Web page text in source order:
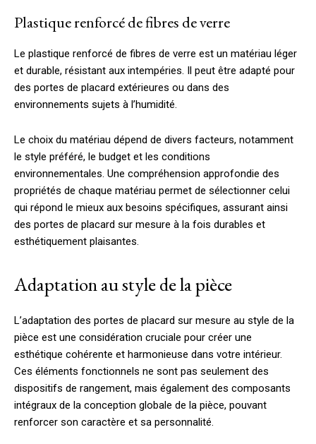
Plastique renforcé de fibres de verre
Le plastique renforcé de fibres de verre est un matériau léger
et durable, résistant aux intempéries. Il peut être adapté pour
des portes de placard extérieures ou dans des
environnements sujets à l’humidité.
Le choix du matériau dépend de divers facteurs, notamment
le style préféré, le budget et les conditions
environnementales. Une compréhension approfondie des
propriétés de chaque matériau permet de sélectionner celui
qui répond le mieux aux besoins spécifiques, assurant ainsi
des portes de placard sur mesure à la fois durables et
esthétiquement plaisantes.
Adaptation au style de la pièce
L’adaptation des portes de placard sur mesure au style de la
pièce est une considération cruciale pour créer une
esthétique cohérente et harmonieuse dans votre intérieur.
Ces éléments fonctionnels ne sont pas seulement des
dispositifs de rangement, mais également des composants
intégraux de la conception globale de la pièce, pouvant
renforcer son caractère et sa personnalité.